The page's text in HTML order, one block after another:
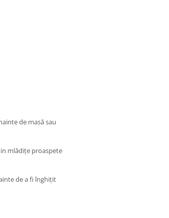
de masă sau
mlădițe proaspete
de a fi înghițit